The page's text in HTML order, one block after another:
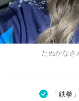
たぬかなさ
「鉄拳